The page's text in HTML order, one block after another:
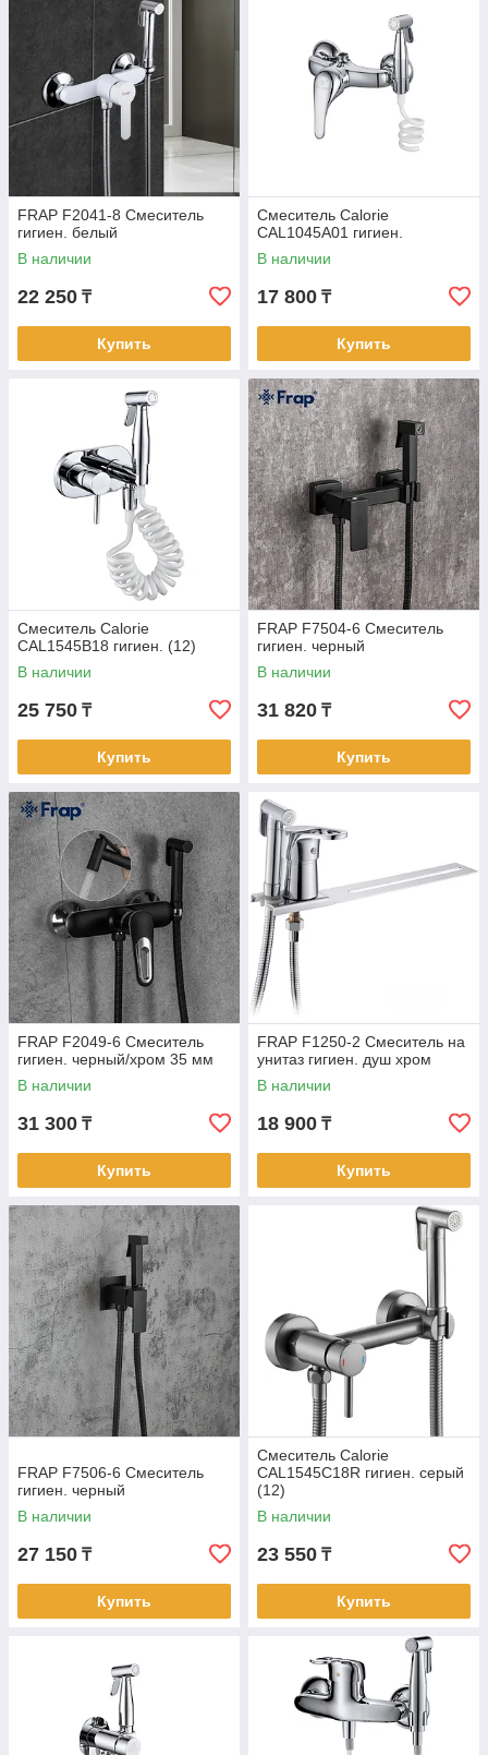
FRAP F2041-8 Смеситель
гигиен. белый
В наличии
22 250 ₸
Купить
Смеситель Calorie
CAL1045A01 гигиен.
В наличии
17 800 ₸
Купить
Смеситель Calorie
CAL1545B18 гигиен. (12)
В наличии
25 750 ₸
Купить
FRAP F7504-6 Смеситель
гигиен. черный
В наличии
31 820 ₸
Купить
FRAP F2049-6 Смеситель
гигиен. черный/хром 35 мм
В наличии
31 300 ₸
Купить
FRAP F1250-2 Смеситель на
унитаз гигиен. душ хром
В наличии
18 900 ₸
Купить
FRAP F7506-6 Смеситель
гигиен. черный
В наличии
27 150 ₸
Купить
Смеситель Calorie
CAL1545C18R гигиен. серый
(12)
В наличии
23 550 ₸
Купить